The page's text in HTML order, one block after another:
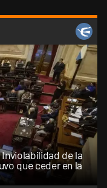
de la
que ceder en la